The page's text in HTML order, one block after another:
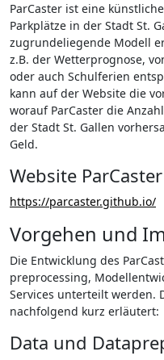
ParCaster ist eine
Parkplätze in der Stadt St.
zugrundeliegende Modell
z.B. der Wetterprognose,
oder auch Schulferien
kann auf der Website die
worauf ParCaster die
der Stadt St. Gallen
Geld.
Website ParCaster
https://parcaster.github.io/
Vorgehen und
Die Entwicklung des
preprocessing,
Services unterteilt werden.
nachfolgend kurz erläutert:
Data und